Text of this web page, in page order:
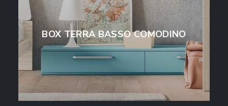
BOX TERRA BASSO COMODINO